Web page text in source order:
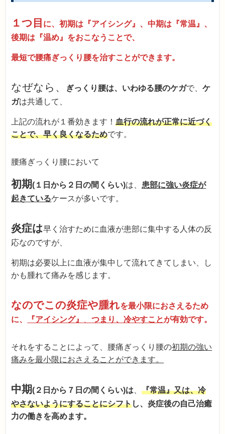
１つ目 に、初期は『アイシング』、中期は『常温』、
後期は『温め』をおこなうことで、
最短で腰痛ぎっくり腰を治すことができます。
なぜなら、 ぎっくり腰は、いわゆる腰のケガで、ケ
ガは共通して、
上記の流れが１番効きます！血行の流れが正常に近づく
ことで、早く良くなるためです。
腰痛ぎっくり腰において
初期(１日から２日の間くらい)は、 患部に強い炎症が
起きているケースが多いです。
炎症は早く治すために血液が患部に集中する人体の反
応なのですが、
初期は必要以上に血液が集中して流れてきてしまい、し
かも腫れて痛みを感じます。
なのでこの炎症や腫れを最小限におさえるため
に、
『アイシング』 、つまり、冷やすことが有効です。
それをすることによって、腰痛ぎっくり腰の初期の強い
痛みを最小限におさえることができます。
中期(２日から７日の間くらい)は 、『常温』又は、冷
やさないようにすることにシフトし、炎症後の自己治癒
力の働きを高めます。